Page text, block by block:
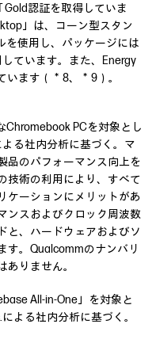
Gold認証を取得していま
」は、コーン型スタン
を使用し、パッケージには
ています。また、Energy
います（＊8、＊9）。
Chromebook PCを対象とし
る社内分析に基づく。マ
品のパフォーマンス向上を
技術の利用により、すべて
ケーションにメリットがあ
ンスおよびクロック周波数
と、ハードウェアおよびソ
す。Qualcommのナンバリ
りません。
All-in-One」を対象と
よる社内分析に基づく。